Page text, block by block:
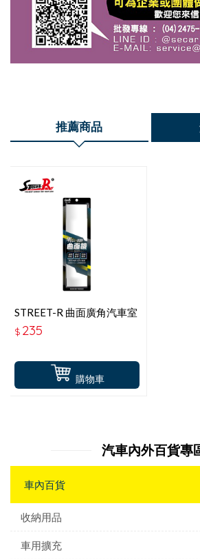
推薦商品
購物車
STREET-R 曲面廣角汽車室
內後視鏡 黑色 300mm SR-
101BK
$ 235
汽車內外百貨專
車內百貨
收納用品
車用擴充